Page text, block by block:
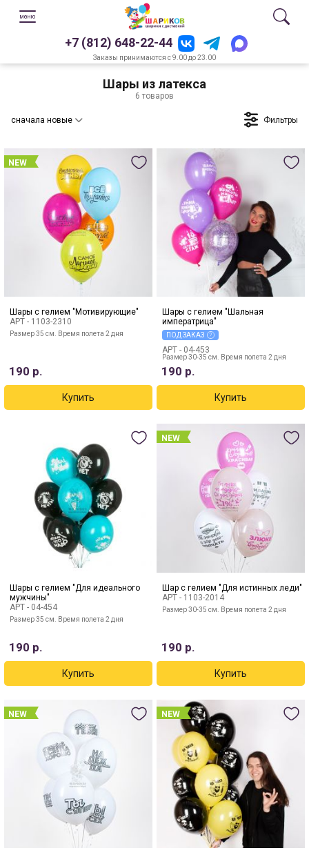
+7 (812) 648-22-44
Заказы принимаются с 9.00 до 23.00
Шары из латекса
6 товаров
сначала новые Фильтры
NEW
Шары с гелием "Мотивирующие"
АРТ - 1103-2310
Размер 35 см. Время полета 2 дня
190 р.
Шары с гелием "Шальная
императрица"
ПОД ЗАКАЗ
АРТ - 04-453
Размер 30-35 см. Время полета 2 дня
190 р.
Шары с гелием "Для идеального
мужчины"
АРТ - 04-454
Размер 35 см. Время полета 2 дня
190 р.
NEW
Шар с гелием "Для истинных леди"
АРТ - 1103-2014
Размер 30-35 см. Время полета 2 дня
190 р.
NEW NEW